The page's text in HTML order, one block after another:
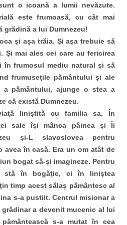
o icoană a lumii nevăzute.
este frumoasă, cu cât mai
grădină a lui Dumnezeu!
şi aşa trăia. Şi aşa trebuie să
Şi mai ales cei care au fericirea
în frumosul mediu natural şi să
frumuseţile pământului şi ale
a pământului, ajunge o stea a
că există Dumnezeu.
liniştită cu familia sa. În
sale îşi mânca pâinea şi Îi
şi-L slavoslovea pentru
avea în casă. Era un om atât de
bogat să-şi imagineze. Pentru
stă în bogăţie, ci în liniştea
timp acest sălaş pământesc al
s-a pustiit. Centrul misionar a
a devenit mucenic al lui
s-a mutat în cea